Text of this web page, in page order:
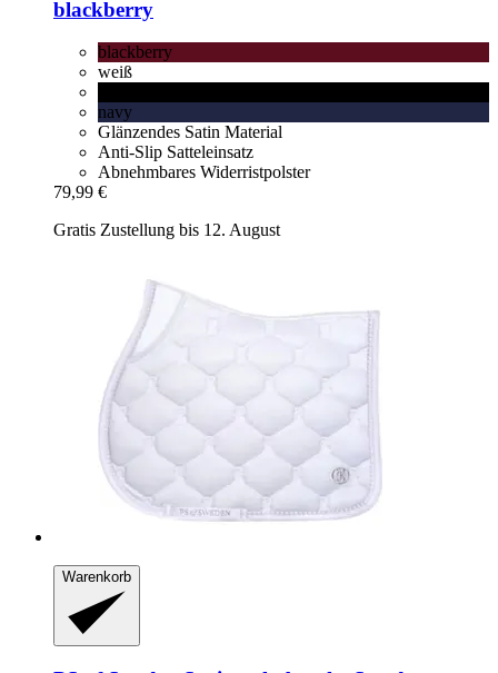
blackberry
blackberry
weiß
navy
Glänzendes Satin Material
Anti-Slip Satteleinsatz
Abnehmbares Widerristpolster
79,99 €
Gratis Zustellung bis 12. August
Warenkorb